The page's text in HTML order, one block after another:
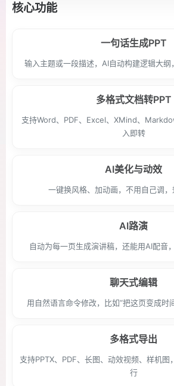
核心功能
一句话生成PPT
输入主题或一段描述，AI自动构建逻辑大纲
多格式文档转PPT
支持Word、PDF、Excel、XMind、
入即转
AI美化与动效
一键换风格、加动画，不用自己调
AI路演
自动为每一页生成演讲稿，还能用AI配音
聊天式编辑
用自然语言命令修改，比如“把这页变成时
多格式导出
支持PPTX、PDF、长图、动效视频、样机图
行